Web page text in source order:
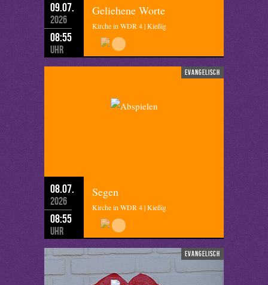
09.07.
2026
08:55
Uhr
Geliehene Worte
Kirche in WDR 4 | Kießig
evangelisch
08.07.
2026
08:55
Uhr
Segen
Kirche in WDR 4 | Kießig
evangelisch